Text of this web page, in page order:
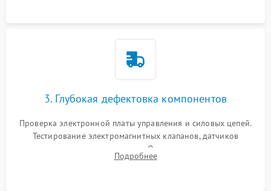
3. Глубокая дефектовка компонентов
Проверка электронной платы управления и силовых цепей.
Тестирование электромагнитных клапанов, датчиков
температуры и расходомера. Оценка степени износа
жерновов кофемолки, уплотнительных колец гидросистемы
Подробнее